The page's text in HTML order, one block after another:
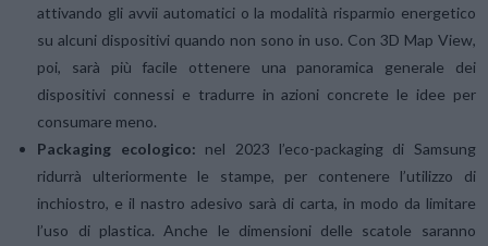
attivando gli avvii automatici o la modalità risparmio energetico
su alcuni dispositivi quando non sono in uso. Con 3D Map View,
poi, sarà più facile ottenere una panoramica generale dei
dispositivi connessi e tradurre in azioni concrete le idee per
consumare meno.
Packaging ecologico: nel 2023 l’eco-packaging di Samsung
ridurrà ulteriormente le stampe, per contenere l’utilizzo di
inchiostro, e il nastro adesivo sarà di carta, in modo da limitare
l’uso di plastica. Anche le dimensioni delle scatole saranno